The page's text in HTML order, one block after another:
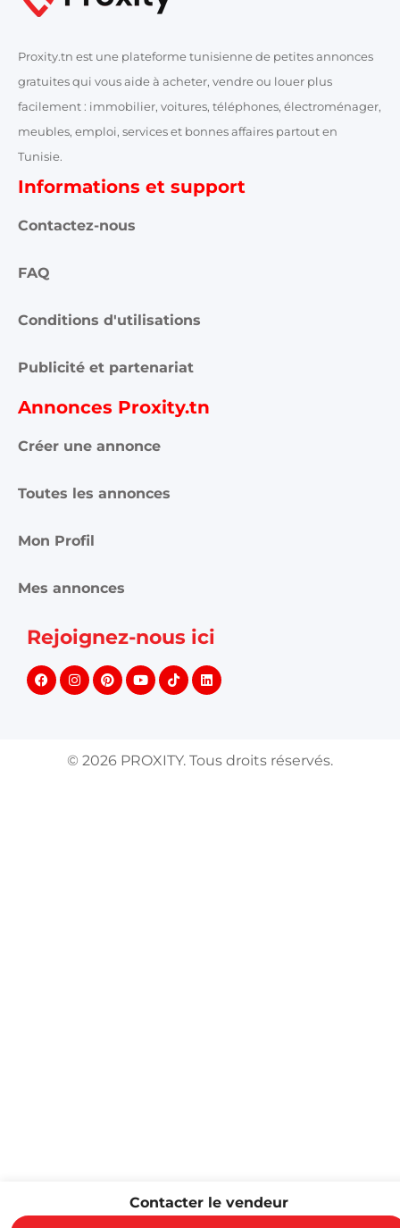
Contacter le vendeur
Proxity.tn est une plateforme tunisienne de petites annonces
gratuites qui vous aide à acheter, vendre ou louer plus
facilement : immobilier, voitures, téléphones, électroménager,
meubles, emploi, services et bonnes affaires partout en
Tunisie.
Informations et support
Contactez-nous
FAQ
Conditions d'utilisations
Publicité et partenariat
Annonces Proxity.tn
Créer une annonce
Toutes les annonces
Mon Profil
Mes annonces
Rejoignez-nous ici
© 2026 PROXITY. Tous droits réservés.